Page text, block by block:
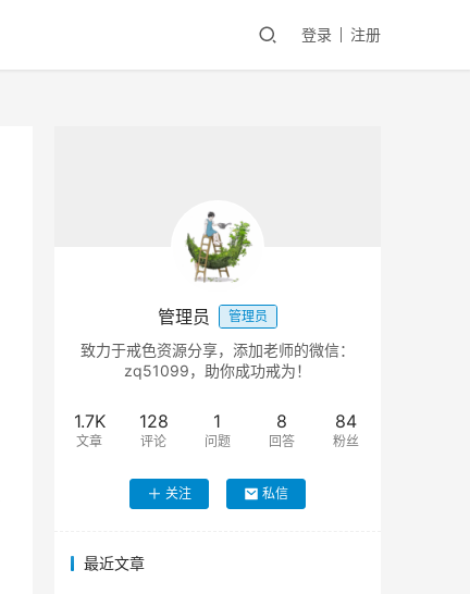
登录 注册
管理员 管理员
致力于戒色资源分享，添加老师的微信：
zq51099，助你成功戒为！
1.7K
文章
128
评论
1
问题
8
回答
84
粉丝
关注 私信
最近文章